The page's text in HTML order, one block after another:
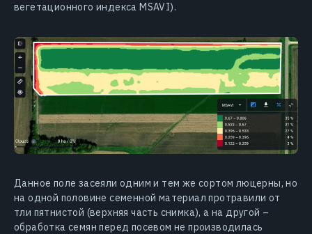
вегетационного индекса MSAVI).
Данное поле засеяли одним и тем же сортом люцерны, но
на одной половине семенной материал протравили от
тли пятнистой (верхняя часть снимка), а на другой –
обработка семян перед посевом не производилась